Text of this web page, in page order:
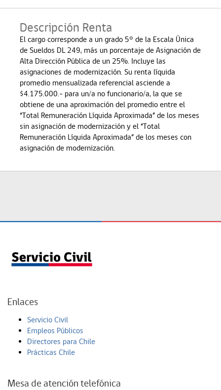
Descripción Renta
El cargo corresponde a un grado 5° de la Escala Única
de Sueldos DL 249, más un porcentaje de Asignación de
Alta Dirección Pública de un 25%. Incluye las
asignaciones de modernización. Su renta líquida
promedio mensualizada referencial asciende a
$4.175.000.- para un/a no funcionario/a, la que se
obtiene de una aproximación del promedio entre el
“Total Remuneración Líquida Aproximada” de los meses
sin asignación de modernización y el “Total
Remuneración Líquida Aproximada” de los meses con
asignación de modernización.
Enlaces
Servicio Civil
Empleos Públicos
Directores para Chile
Prácticas Chile
Mesa de atención telefónica